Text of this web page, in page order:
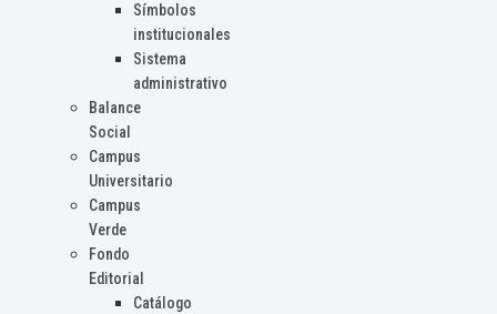
Símbolos
institucionales
Sistema
administrativo
Balance
Social
Campus
Universitario
Campus
Verde
Fondo
Editorial
Catálogo